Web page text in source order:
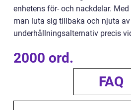
enhetens för- och nackdelar.
man luta sig tillbaka och njuta
underhållningsalternativ precis
2000 ord.
FAQ